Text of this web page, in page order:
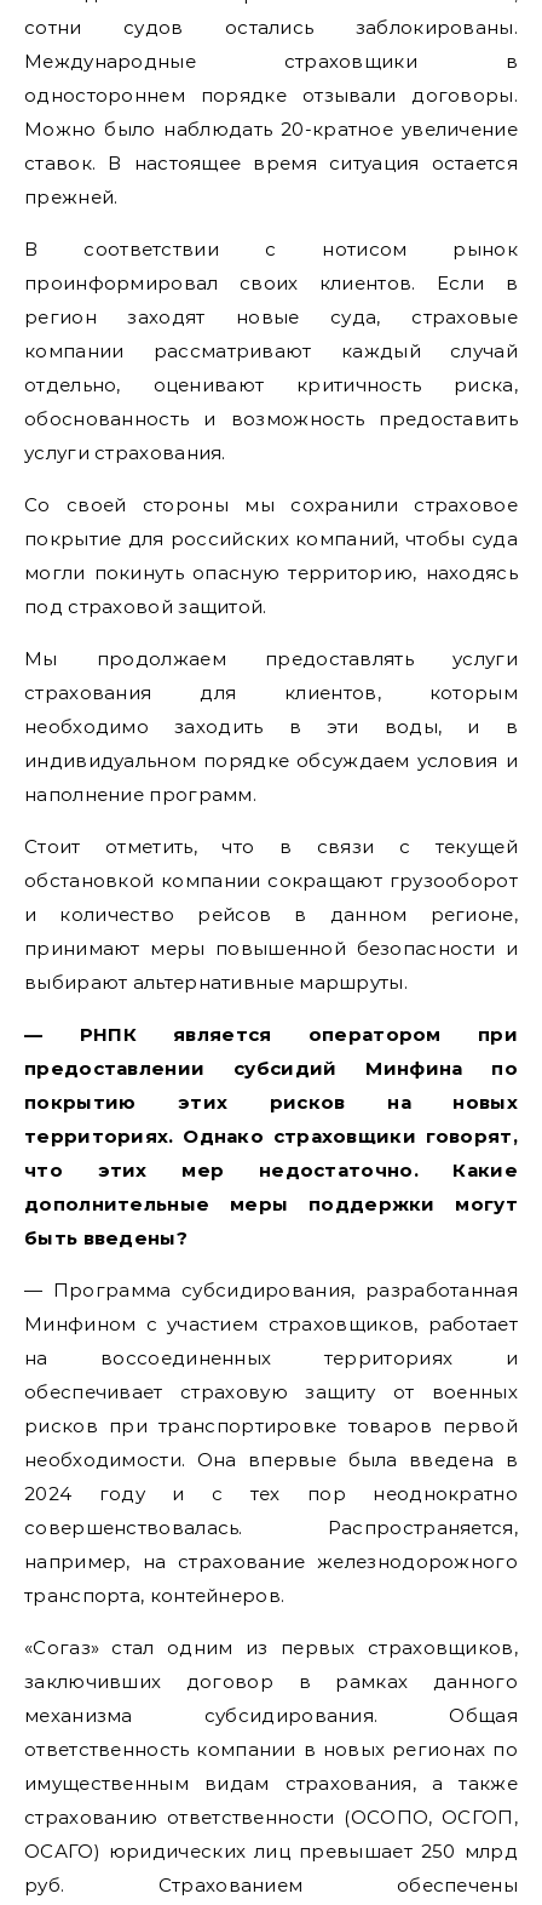
сотни судов остались заблокированы.
Международные страховщики в
одностороннем порядке отзывали договоры.
Можно было наблюдать 20-кратное увеличение
ставок. В настоящее время ситуация остается
прежней.
В соответствии с нотисом рынок
проинформировал своих клиентов. Если в
регион заходят новые суда, страховые
компании рассматривают каждый случай
отдельно, оценивают критичность риска,
обоснованность и возможность предоставить
услуги страхования.
Со своей стороны мы сохранили страховое
покрытие для российских компаний, чтобы суда
могли покинуть опасную территорию, находясь
под страховой защитой.
Мы продолжаем предоставлять услуги
страхования для клиентов, которым
необходимо заходить в эти воды, и в
индивидуальном порядке обсуждаем условия и
наполнение программ.
Стоит отметить, что в связи с текущей
обстановкой компании сокращают грузооборот
и количество рейсов в данном регионе,
принимают меры повышенной безопасности и
выбирают альтернативные маршруты.
— РНПК является оператором при
предоставлении субсидий Минфина по
покрытию этих рисков на новых
территориях. Однако страховщики говорят,
что этих мер недостаточно. Какие
дополнительные меры поддержки могут
быть введены?
— Программа субсидирования, разработанная
Минфином с участием страховщиков, работает
на воссоединенных территориях и
обеспечивает страховую защиту от военных
рисков при транспортировке товаров первой
необходимости. Она впервые была введена в
2024 году и с тех пор неоднократно
совершенствовалась. Распространяется,
например, на страхование железнодорожного
транспорта, контейнеров.
«Согаз» стал одним из первых страховщиков,
заключивших договор в рамках данного
механизма субсидирования. Общая
ответственность компании в новых регионах по
имущественным видам страхования, а также
страхованию ответственности (ОСОПО, ОСГОП,
ОСАГО) юридических лиц превышает 250 млрд
руб. Страхованием обеспечены